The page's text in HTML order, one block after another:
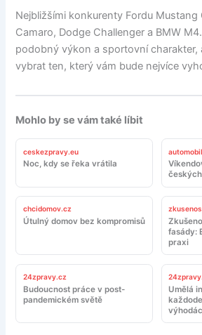
Nejbližšími konkurenty Fordu Mustang
Camaro, Dodge Challenger a BMW
podobný výkon a sportovní charakter,
vybrat ten, který vám bude nejvíce
Mohlo by se vám také líbit
ceskezpravy.eu
Noc, kdy se řeka vrátila
chcidomov.cz
Útulný domov bez kompromisů
fasády:
praxi
24zpravy.cz
Budoucnost práce v post-
pandemickém světě
Umělá